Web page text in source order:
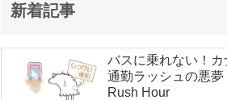
新着記事
バスに乗れない！カ
通勤ラッシュの悪夢
Rush Hour